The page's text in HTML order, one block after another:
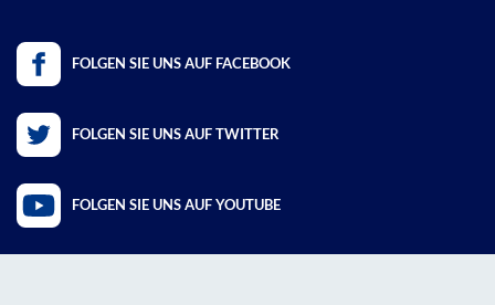
FOLGEN SIE UNS AUF FACEBOOK
FOLGEN SIE UNS AUF TWITTER
FOLGEN SIE UNS AUF YOUTUBE